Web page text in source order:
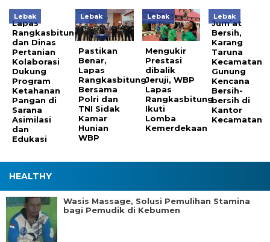
Lebak
Lapas
Rangkasbitung
dan Dinas
Pertanian
Kolaborasi
Dukung
Program
Ketahanan
Pangan di
Sarana
Asimilasi
dan
Edukasi
Lebak
Pastikan
Benar,
Lapas
Rangkasbitung
Bersama
Polri dan
TNI Sidak
Kamar
Hunian
WBP
Lebak
Mengukir
Prestasi
dibalik
Jeruji, WBP
Lapas
Rangkasbitung
Ikuti
Lomba
Kemerdekaan
Lebak
Jum’at
Bersih,
Karang
Taruna
Kecamatan
Gunung
Kencana
Bersih-
bersih di
Kantor
Kecamatan
HEALTHY
Wasis Massage, Solusi Pemulihan Stamina
bagi Pemudik di Kebumen